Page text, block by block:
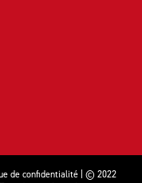
de confidentialité| © 2022